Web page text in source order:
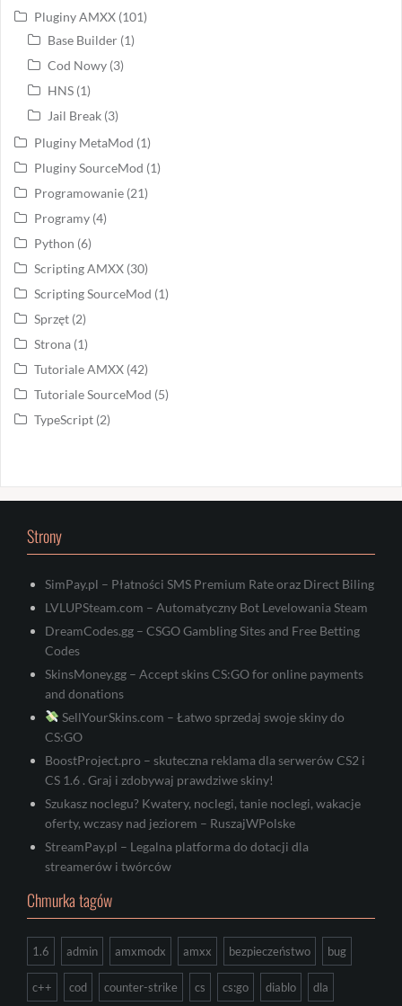
Pluginy AMXX (101)
Base Builder (1)
Cod Nowy (3)
HNS (1)
Jail Break (3)
Pluginy MetaMod (1)
Pluginy SourceMod (1)
Programowanie (21)
Programy (4)
Python (6)
Scripting AMXX (30)
Scripting SourceMod (1)
Sprzęt (2)
Strona (1)
Tutoriale AMXX (42)
Tutoriale SourceMod (5)
TypeScript (2)
Strony
SimPay.pl – Płatności SMS Premium Rate oraz Direct Biling
LVLUPSteam.com – Automatyczny Bot Levelowania Steam
DreamCodes.gg – CSGO Gambling Sites and Free Betting
Codes
SkinsMoney.gg – Accept skins CS:GO for online payments
and donations
SellYourSkins.com – Łatwo sprzedaj swoje skiny do
CS:GO
BoostProject.pro – skuteczna reklama dla serwerów CS2 i
CS 1.6 . Graj i zdobywaj prawdziwe skiny!
Szukasz noclegu? Kwatery, noclegi, tanie noclegi, wakacje
oferty, wczasy nad jeziorem – RuszajWPolske
StreamPay.pl – Legalna platforma do dotacji dla
streamerów i twórców
Chmurka tagów
1.6 admin amxmodx amxx bezpieczeństwo bug
c++ cod counter-strike cs cs:go diablo dla